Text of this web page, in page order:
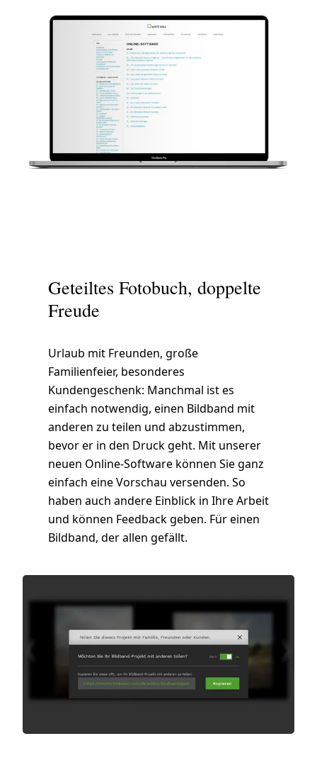
Geteiltes Fotobuch, doppelte
Freude
Urlaub mit Freunden, große
Familienfeier, besonderes
Kundengeschenk: Manchmal ist es
einfach notwendig, einen Bildband mit
anderen zu teilen und abzustimmen,
bevor er in den Druck geht. Mit unserer
neuen Online-Software können Sie ganz
einfach eine Vorschau versenden. So
haben auch andere Einblick in Ihre Arbeit
und können Feedback geben. Für einen
Bildband, der allen gefällt.